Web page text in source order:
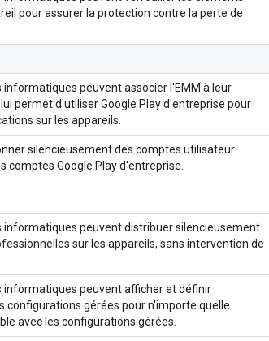
pour assurer la protection contre la perte de
informatiques peuvent associer l'EMM à leur
permet d'utiliser Google Play d'entreprise pour
sur les appareils.
silencieusement des comptes utilisateur
comptes Google Play d'entreprise.
informatiques peuvent distribuer silencieusement
sur les appareils, sans intervention de
informatiques peuvent afficher et définir
configurations gérées pour n'importe quelle
avec les configurations gérées.